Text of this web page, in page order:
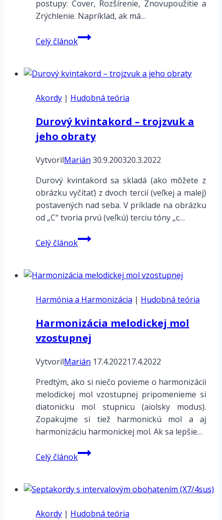
postupy: Cover, Rozšírenie, Znovupoužitie a
Zrýchlenie. Napríklad, ak má…
Celý článokSUNO.AI
–
a
zdroja
Akordy | Hudobná teória
Durový kvintakord – trojzvuk a
jeho obraty
VytvorilMarián 30.9.200320.3.2022
Durový kvintakord sa skladá (ako môžete z
obrázku vyčítať) z dvoch tercií (veľkej a malej)
postavených nad seba. V príklade na obrázku
od „C“ tvoria prvú (veľkú) terciu tóny „c…
Celý článokDurový
kvintakord
trojzvuk
jeho
Harmónia a Harmonizácia | Hudobná teória
Harmonizácia melodickej mol
vzostupnej
VytvorilMarián 17.4.202217.4.2022
Predtým, ako si niečo povieme o harmonizácii
melodickej mol vzostupnej pripomenieme si
diatonicku mol stupnicu (aiolsky modus).
Zopakujme si tiež harmonickú mol a aj
harmonizáciu harmonickej mol. Ak sa lepšie…
Celý článokHarmonizácia
melodickej
vzostupnej
Akordy | Hudobná teória